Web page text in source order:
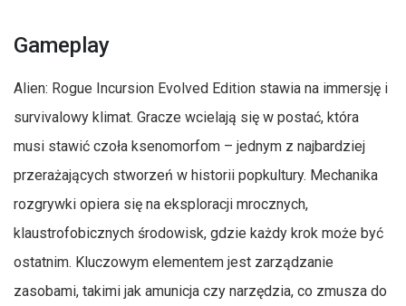
Gameplay
Alien: Rogue Incursion Evolved Edition stawia na immersję i
survivalowy klimat. Gracze wcielają się w postać, która
musi stawić czoła ksenomorfom – jednym z najbardziej
przerażających stworzeń w historii popkultury. Mechanika
rozgrywki opiera się na eksploracji mrocznych,
klaustrofobicznych środowisk, gdzie każdy krok może być
ostatnim. Kluczowym elementem jest zarządzanie
zasobami, takimi jak amunicja czy narzędzia, co zmusza do